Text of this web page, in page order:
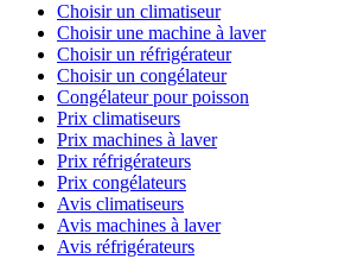
Choisir un climatiseur
Choisir une machine à laver
Choisir un réfrigérateur
Choisir un congélateur
Congélateur pour poisson
Prix climatiseurs
Prix machines à laver
Prix réfrigérateurs
Prix congélateurs
Avis climatiseurs
Avis machines à laver
Avis réfrigérateurs